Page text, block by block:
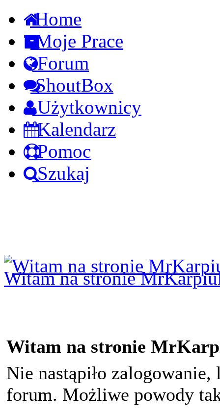
Home
Moje Prace
Forum
ShoutBox
Użytkownicy
Kalendarz
Pomoc
Szukaj
Witam na stronie
Witam na stronie
Nie nastąpiło
forum. Możliwe powody